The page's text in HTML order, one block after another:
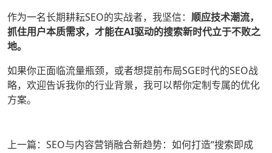
作为一名长期耕耘SEO的实战者，我坚信： 顺应技术潮流，
抓住用户本质需求，才能在AI驱动的搜索新时代立于不败之
地。
如果你正面临流量瓶颈，或者想提前布局SGE时代的SEO战
略，欢迎告诉我你的行业背景，我可以帮你定制专属的优化
方案。
上一篇：SEO与内容营销融合新趋势：如何打造“搜索即成